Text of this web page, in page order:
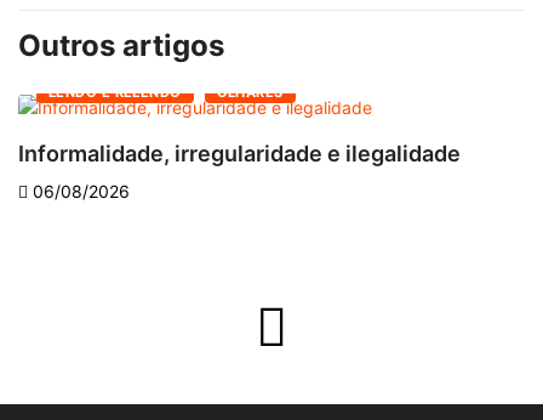
Outros artigos
LENDO E RELENDO OLHARES
Informalidade, irregularidade e ilegalidade
06/08/2026